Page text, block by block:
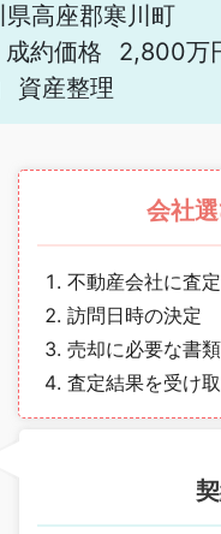
県高座郡寒川町
成約価格
2,800万
資産整理
会社
不動産会社に査
訪問日時の決定
売却に必要な書
査定結果を受け